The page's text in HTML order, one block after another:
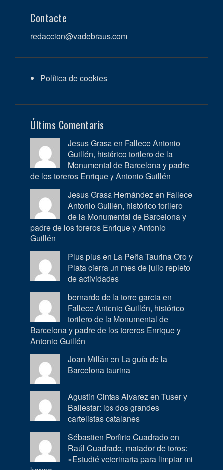
Contacte
redaccion@vadebraus.com
Política de cookies
Últims Comentaris
Jesus Grasa en Fallece Antonio
Guillén, histórico torilero de la
Monumental de Barcelona y padre
de los toreros Enrique y Antonio Guillén
Jesus Grasa Hernández en Fallece
Antonio Guillén, histórico torilero
de la Monumental de Barcelona y
padre de los toreros Enrique y Antonio
Guillén
Plus plus en La Peña Taurina Oro y
Plata cierra un mes de julio repleto
de actividades
bernardo de la torre garcia en
Fallece Antonio Guillén, histórico
torilero de la Monumental de
Barcelona y padre de los toreros Enrique y
Antonio Guillén
Joan Millán en La guía de la
Barcelona taurina
Agustin Cintas Alvarez en Tuser y
Ballestar: los dos grandes
cartelistas catalanes
Sébastien Porfirio Cuadrado en
Raúl Cuadrado, matador de toros:
«Estudié veterinaria para limpiar mi